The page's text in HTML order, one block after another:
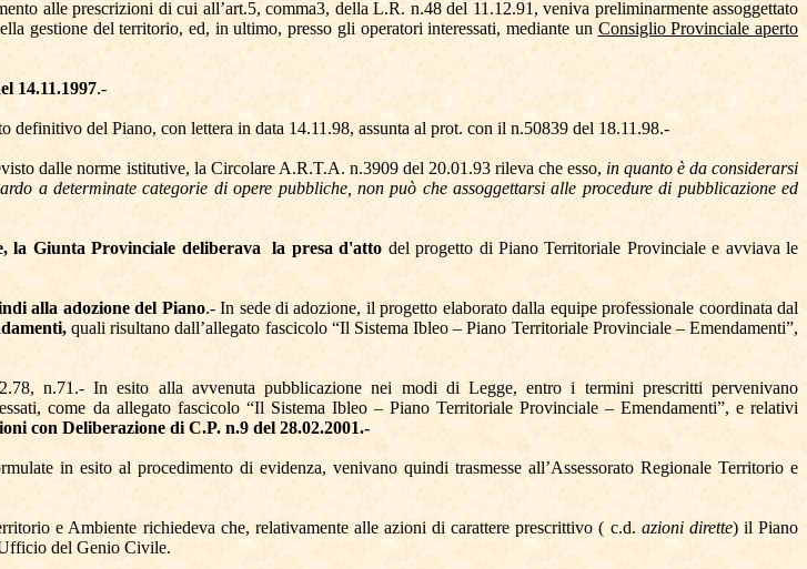
alle prescrizioni di cui all’art.5, comma3, della L.R. n.48 del 11.12.91, veniva preliminarmente assoggettato
gestione del territorio, ed, in ultimo, presso gli operatori interessati, mediante un Consiglio Provinciale aperto
14.11.1997.-
del Piano, con lettera in data 14.11.98, assunta al prot. con il n.50839 del 18.11.98.-
dalle norme istitutive, la Circolare A.R.T.A. n.3909 del 20.01.93 rileva che esso, in quanto è da considerarsi
a determinate categorie di opere pubbliche, non può che assoggettarsi alle procedure di pubblicazione ed
la Giunta Provinciale deliberava la presa d'atto del progetto di Piano Territoriale Provinciale e avviava le
alla adozione del Piano.- In sede di adozione, il progetto elaborato dalla equipe professionale coordinata dal
quali risultano dall’allegato fascicolo “Il Sistema Ibleo – Piano Territoriale Provinciale – Emendamenti”,
n.71.- In esito alla avvenuta pubblicazione nei modi di Legge, entro i termini prescritti pervenivano
come da allegato fascicolo “Il Sistema Ibleo – Piano Territoriale Provinciale – Emendamenti”, e relativi
con Deliberazione di C.P. n.9 del 28.02.2001.-
in esito al procedimento di evidenza, venivano quindi trasmesse all’Assessorato Regionale Territorio e
e Ambiente richiedeva che, relativamente alle azioni di carattere prescrittivo ( c.d. azioni dirette) il Piano
del Genio Civile.